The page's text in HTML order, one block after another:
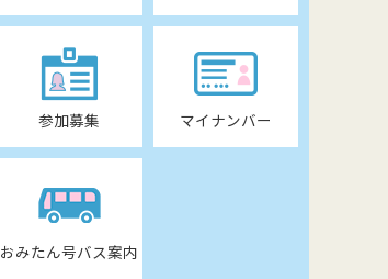
参加募集 マイナンバー
おみたん号バス案内